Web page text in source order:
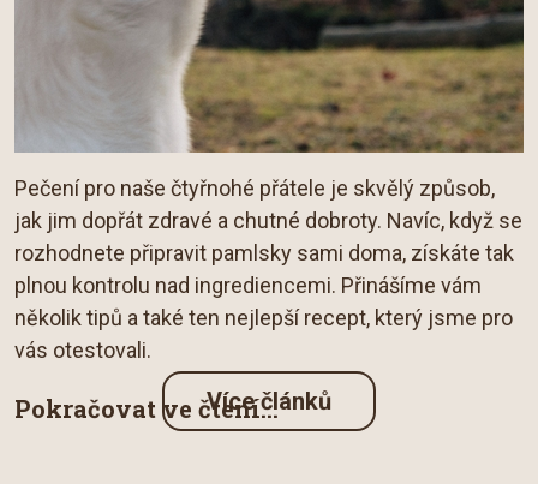
Pečení pro naše čtyřnohé přátele je skvělý způsob,
jak jim dopřát zdravé a chutné dobroty. Navíc, když se
rozhodnete připravit pamlsky sami doma, získáte tak
plnou kontrolu nad ingrediencemi. Přinášíme vám
několik tipů a také ten nejlepší recept, který jsme pro
vás otestovali.
Pokračovat ve čtení...
Více článků